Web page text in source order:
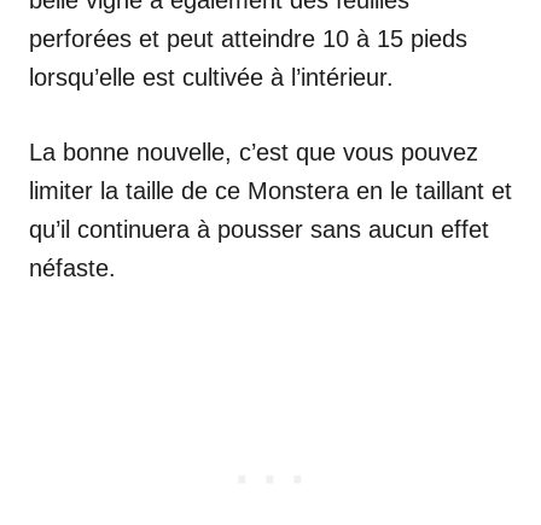
perforées et peut atteindre 10 à 15 pieds
lorsqu’elle est cultivée à l’intérieur.
La bonne nouvelle, c’est que vous pouvez
limiter la taille de ce Monstera en le taillant et
qu’il continuera à pousser sans aucun effet
néfaste.